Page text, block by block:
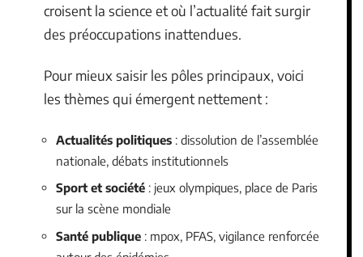
croisent la science et où l’actualité fait surgir
des préoccupations inattendues.
Pour mieux saisir les pôles principaux, voici
les thèmes qui émergent nettement :
Actualités politiques : dissolution de l’assemblée
nationale, débats institutionnels
Sport et société : jeux olympiques, place de Paris
sur la scène mondiale
Santé publique : mpox, PFAS, vigilance renforcée